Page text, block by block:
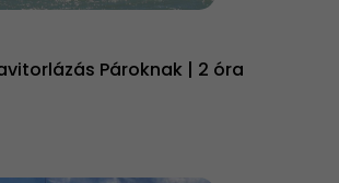
Pároknak | 2 óra